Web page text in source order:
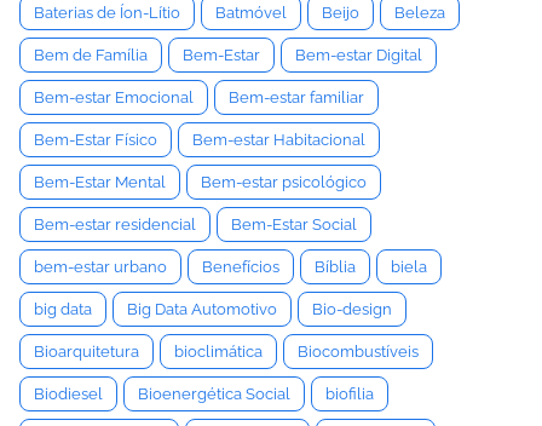
Baterias de Íon-Lítio Batmóvel Beijo Beleza
Bem de Família Bem-Estar Bem-estar Digital
Bem-estar Emocional Bem-estar familiar
Bem-Estar Físico Bem-estar Habitacional
Bem-Estar Mental Bem-estar psicológico
Bem-estar residencial Bem-Estar Social
bem-estar urbano Benefícios Bíblia biela
big data Big Data Automotivo Bio-design
Bioarquitetura bioclimática Biocombustíveis
Biodiesel Bioenergética Social biofilia